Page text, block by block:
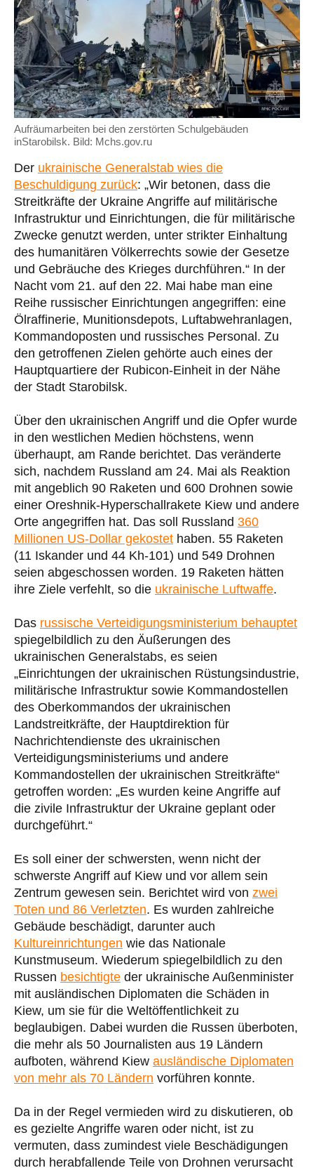
Aufräumarbeiten bei den zerstörten Schulgebäuden
inStarobilsk. Bild: Mchs.gov.ru
Der ukrainische Generalstab wies die
Beschuldigung zurück: „Wir betonen, dass die
Streitkräfte der Ukraine Angriffe auf militärische
Infrastruktur und Einrichtungen, die für militärische
Zwecke genutzt werden, unter strikter Einhaltung
des humanitären Völkerrechts sowie der Gesetze
und Gebräuche des Krieges durchführen.“ In der
Nacht vom 21. auf den 22. Mai habe man eine
Reihe russischer Einrichtungen angegriffen: eine
Ölraffinerie, Munitionsdepots, Luftabwehranlagen,
Kommandoposten und russisches Personal. Zu
den getroffenen Zielen gehörte auch eines der
Hauptquartiere der Rubicon-Einheit in der Nähe
der Stadt Starobilsk.
Über den ukrainischen Angriff und die Opfer wurde
in den westlichen Medien höchstens, wenn
überhaupt, am Rande berichtet. Das veränderte
sich, nachdem Russland am 24. Mai als Reaktion
mit angeblich 90 Raketen und 600 Drohnen sowie
einer Oreshnik-Hyperschallrakete Kiew und andere
Orte angegriffen hat. Das soll Russland 360
Millionen US-Dollar gekostet haben. 55 Raketen
(11 Iskander und 44 Kh-101) und 549 Drohnen
seien abgeschossen worden. 19 Raketen hätten
ihre Ziele verfehlt, so die ukrainische Luftwaffe.
Das russische Verteidigungsministerium behauptet
spiegelbildlich zu den Äußerungen des
ukrainischen Generalstabs, es seien
„Einrichtungen der ukrainischen Rüstungsindustrie,
militärische Infrastruktur sowie Kommandostellen
des Oberkommandos der ukrainischen
Landstreitkräfte, der Hauptdirektion für
Nachrichtendienste des ukrainischen
Verteidigungsministeriums und andere
Kommandostellen der ukrainischen Streitkräfte“
getroffen worden: „Es wurden keine Angriffe auf
die zivile Infrastruktur der Ukraine geplant oder
durchgeführt.“
Es soll einer der schwersten, wenn nicht der
schwerste Angriff auf Kiew und vor allem sein
Zentrum gewesen sein. Berichtet wird von zwei
Toten und 86 Verletzten. Es wurden zahlreiche
Gebäude beschädigt, darunter auch
Kultureinrichtungen wie das Nationale
Kunstmuseum. Wiederum spiegelbildlich zu den
Russen besichtigte der ukrainische Außenminister
mit ausländischen Diplomaten die Schäden in
Kiew, um sie für die Weltöffentlichkeit zu
beglaubigen. Dabei wurden die Russen überboten,
die mehr als 50 Journalisten aus 19 Ländern
aufboten, während Kiew ausländische Diplomaten
von mehr als 70 Ländern vorführen konnte.
Da in der Regel vermieden wird zu diskutieren, ob
es gezielte Angriffe waren oder nicht, ist zu
vermuten, dass zumindest viele Beschädigungen
durch herabfallende Teile von Drohnen verursacht